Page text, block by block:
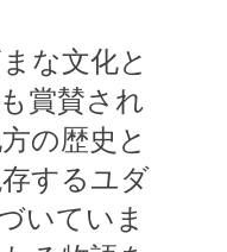
な文化と
賞賛され
の歴史と
するユダ
いていま